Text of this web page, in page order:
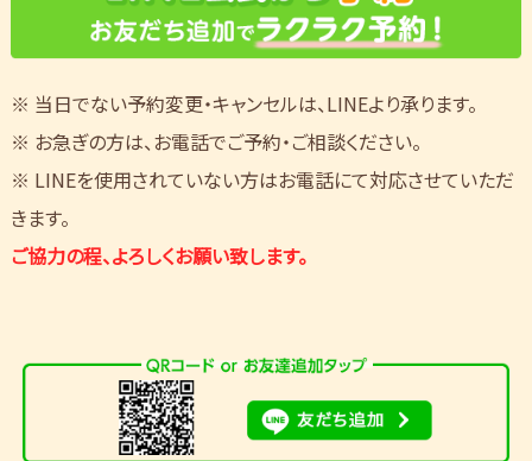
※ 当日でない予約変更・キャンセルは、LINEより承ります。
※ お急ぎの方は、お電話でご予約・ご相談ください。
※ LINEを使用されていない方はお電話にて対応させていただ
きます。
ご協力の程、よろしくお願い致します。